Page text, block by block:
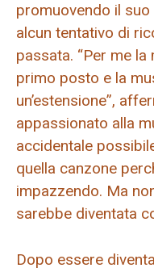
promuovendo il
alcun tentativo di
passata. “Per me
primo posto e la
un’estensione”,
appassionato alla
accidentale
quella canzone
impazzendo. Ma
sarebbe diventata
Dopo essere